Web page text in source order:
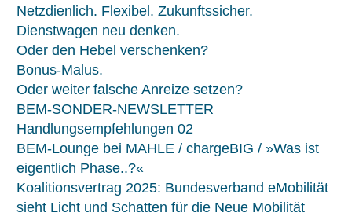
Netzdienlich. Flexibel. Zukunftssicher.
Dienstwagen neu denken.
Oder den Hebel verschenken?
Bonus-Malus.
Oder weiter falsche Anreize setzen?
BEM-SONDER-NEWSLETTER
Handlungsempfehlungen 02
BEM-Lounge bei MAHLE / chargeBIG / »Was ist
eigentlich Phase..?«
Koalitionsvertrag 2025: Bundesverband eMobilität
sieht Licht und Schatten für die Neue Mobilität